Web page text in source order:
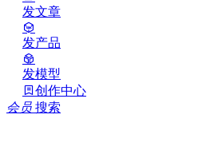
发文章
发产品
发模型
创作中心
会员 搜索